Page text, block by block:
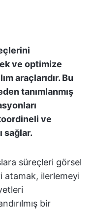
ve optimize
araçlarıdır. Bu
tanımlanmış
ve
sağlar.
süreçleri görsel
atamak, ilerlemeyi
bir